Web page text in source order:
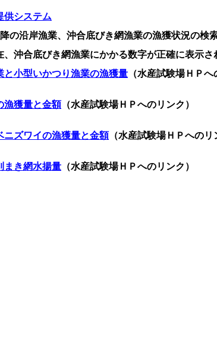
供システム
沿岸漁業、沖合底びき網漁業の漁獲状況の検
、沖合底びき網漁業にかかる数字が正確に表示
と小型いかつり漁業の漁獲量 （水産試験場ＨＰ
漁獲量と金額（水産試験場ＨＰへのリンク）
ニズワイの漁獲量と金額（水産試験場ＨＰへのリ
まき網水揚量 （水産試験場ＨＰへのリンク）